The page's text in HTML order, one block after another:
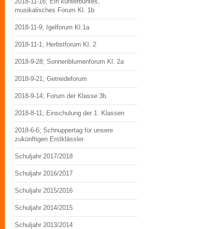
musikalisches Forum Kl. 1b
2018-11-9; Igelforum Kl.1a
2018-11-1; Herbstforum Kl. 2
2018-9-28; Sonnenblumenforum Kl. 2a
2018-9-21; Getreideforum
2018-9-14; Forum der Klasse 3b
2018-8-11; Einschulung der 1. Klassen
2018-6-6; Schnuppertag für unsere
zukünftigen Erstklässler
Schuljahr 2017/2018
Schuljahr 2016/2017
Schuljahr 2015/2016
Schuljahr 2014/2015
Schuljahr 2013/2014